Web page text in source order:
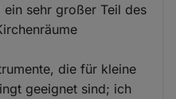
sehr großer Teil des
die für kleine
geeignet sind; ich